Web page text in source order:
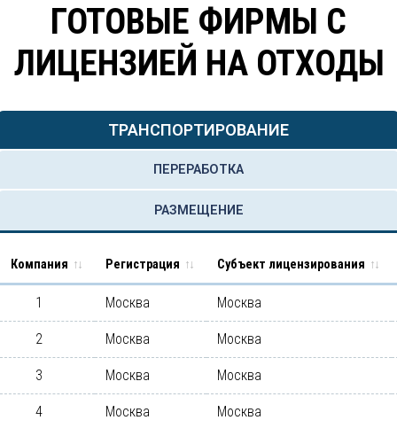
ГОТОВЫЕ ФИРМЫ С
ЛИЦЕНЗИЕЙ НА ОТХОДЫ
ТРАНСПОРТИРОВАНИЕ
ПЕРЕРАБОТКА
РАЗМЕЩЕНИЕ
Компания Регистрация Субъект лицензирования
1 Москва Москва
2 Москва Москва
3 Москва Москва
4 Москва Москва